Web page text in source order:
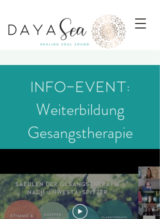
Info-Event:
Weiterbildung
Gesangstherapie